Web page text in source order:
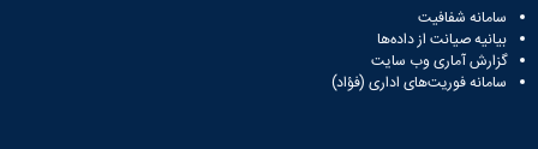
سامانه شفافیت
بیانیه صیانت از داده‌ها
گزارش آماری وب‌ سایت
سامانه فوریت‌های اداری (فؤاد)